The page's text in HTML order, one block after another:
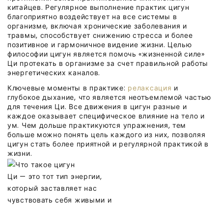
китайцев. Регулярное выполнение практик цигун
благоприятно воздействует на все системы в
организме, включая хронические заболевания и
травмы, способствует снижению стресса и более
позитивное и гармоничное видение жизни. Целью
философии цигун является помочь «жизненной силе»
Ци протекать в организме за счет правильной работы
энергетических каналов.
Ключевые моменты в практике: релаксация и
глубокое дыхание, что является неотъемлемой частью
для течения Ци. Все движения в цигун разные и
каждое оказывает специфическое влияние на тело и
ум. Чем дольше практикуются упражнения, тем
больше можно понять цель каждого из них, позволяя
цигун стать более приятной и регулярной практикой в
жизни.
Ци — это тот тип энергии,
который заставляет нас
чувствовать себя живыми и